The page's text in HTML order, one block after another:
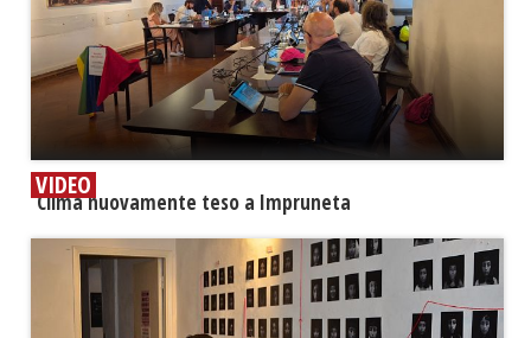
VIDEO
​Clima nuovamente teso a Impruneta